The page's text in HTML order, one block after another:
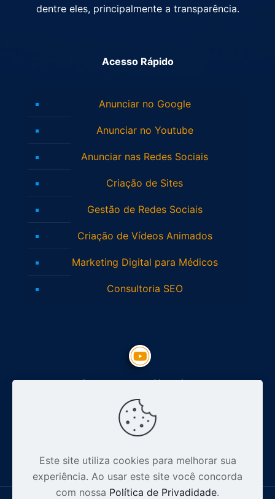
dentre eles, principalmente a transparência.
Acesso Rápido
Anunciar no Google
Anunciar no Youtube
Anunciar nas Redes Sociais
Criação de Sites
Gestão de Redes Sociais
Criação de Vídeos Animados
Marketing Digital para Médicos
Consultoria SEO
Inscreva-se no Youtube
Este site utiliza cookies para melhorar sua
experiência. Ao usar este site você concorda
com nossa Política de Privadidade.